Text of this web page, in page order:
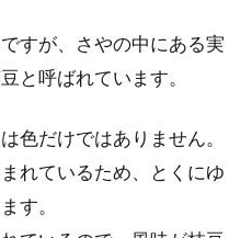
すが、さやの中にある実
と呼ばれています。
色だけではありません。
れているため、とくにゆ
す。